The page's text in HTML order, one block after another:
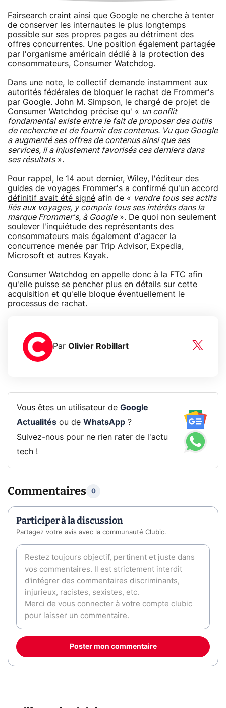
Fairsearch craint ainsi que Google ne cherche à tenter
de conserver les internautes le plus longtemps
possible sur ses propres pages au détriment des
offres concurrentes. Une position également partagée
par l'organisme américain dédié à la protection des
consommateurs, Consumer Watchdog.
Dans une note, le collectif demande instamment aux
autorités fédérales de bloquer le rachat de Frommer's
par Google. John M. Simpson, le chargé de projet de
Consumer Watchdog précise qu' « un conflit
fondamental existe entre le fait de proposer des outils
de recherche et de fournir des contenus. Vu que Google
a augmenté ses offres de contenus ainsi que ses
services, il a injustement favorisés ces derniers dans
ses résultats».
Pour rappel, le 14 aout dernier, Wiley, l'éditeur des
guides de voyages Frommer's a confirmé qu'un accord
définitif avait été signé afin de « vendre tous ses actifs
liés aux voyages, y compris tous ses intérêts dans la
marque Frommer's, à Google». De quoi non seulement
soulever l'inquiétude des représentants des
consommateurs mais également d'agacer la
concurrence menée par Trip Advisor, Expedia,
Microsoft et autres Kayak.
Consumer Watchdog en appelle donc à la FTC afin
qu'elle puisse se pencher plus en détails sur cette
acquisition et qu'elle bloque éventuellement le
processus de rachat.
Par Olivier Robillart
Vous êtes un utilisateur de Google
Actualitésou de WhatsApp?
Suivez-nous pour ne rien rater de l'actu
tech !
Commentaires 0
Participer à la discussion
Partagez votre avis avec la communauté Clubic.
Poster mon commentaire